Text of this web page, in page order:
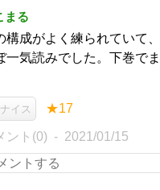
まる
構成がよく練られていて
一気読みでした。下巻で
ナイス ★17
ント(0) 2021/01/15